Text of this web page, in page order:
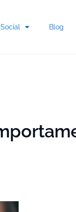
Blog